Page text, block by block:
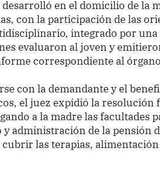
desarrolló en el domicilio de la
con la participación de las
integrado por una
evaluaron al joven y
correspondiente al
con la demandante y el
el juez expidió la resolución
a la madre las facultades
administración de la pensión
las terapias,